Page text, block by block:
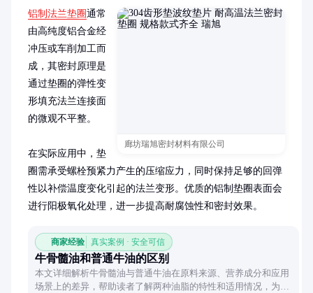
廊坊瑞旭密封材料有限公司
铝制法兰垫圈通常
由高纯度铝合金经
冲压或车削加工而
成，其密封原理是
通过垫圈的弹性变
形填充法兰连接面
的微观不平整。
在实际应用中，垫
圈需承受螺栓预紧力产生的压缩应力，同时保持足够的回弹
性以补偿温度变化引起的法兰变形。优质的铝制垫圈表面会
进行阳极氧化处理，进一步提高耐腐蚀性和密封效果。
商家经验 真实案例 · 安全可信
牛骨髓油和普通牛油的区别
本文详细解析牛骨髓油与普通牛油在原料来源、营养成分和应用
场景上的差异，帮助读者了解两种油脂的特性和适用情况，为选